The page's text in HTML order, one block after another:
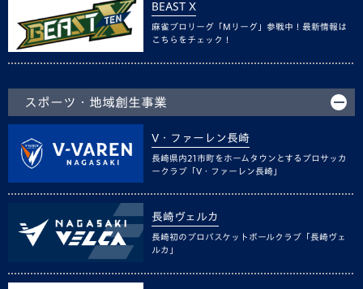
BEAST X
麻雀プロリーグ「Mリーグ」参戦中！最新情報は
こちらをチェック！
スポーツ・地域創生事業
V・ファーレン長崎
長崎県内21市町をホームタウンとするプロサッカ
ークラブ「V・ファーレン長崎」
長崎ヴェルカ
長崎初のプロバスケットボールクラブ「長崎ヴェ
ルカ」